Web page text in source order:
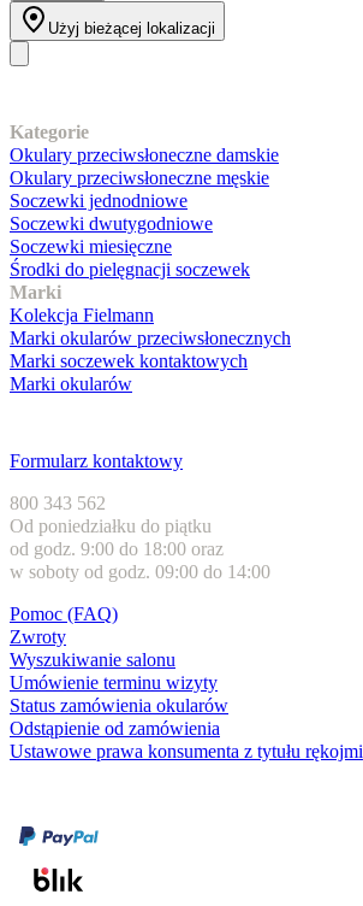
Użyj bieżącej lokalizacji
Kategorie
Okulary przeciwsłoneczne damskie
Okulary przeciwsłoneczne męskie
Soczewki jednodniowe
Soczewki dwutygodniowe
Soczewki miesięczne
Środki do pielęgnacji soczewek
Marki
Kolekcja Fielmann
Marki okularów przeciwsłonecznych
Marki soczewek kontaktowych
Marki okularów
Formularz kontaktowy
800 343 562
Od poniedziałku do piątku
od godz. 9:00 do 18:00 oraz
w soboty od godz. 09:00 do 14:00
Pomoc (FAQ)
Zwroty
Wyszukiwanie salonu
Umówienie terminu wizyty
Status zamówienia okularów
Odstąpienie od zamówienia
Ustawowe prawa konsumenta z tytułu rękojmi